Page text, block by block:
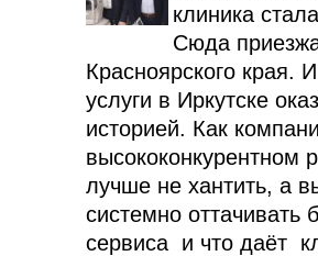
клиника
Сюда
Красноярского края.
услуги в Иркутске
историей. Как
лучше не хантить, а
системно оттачивать
сервиса и что даёт